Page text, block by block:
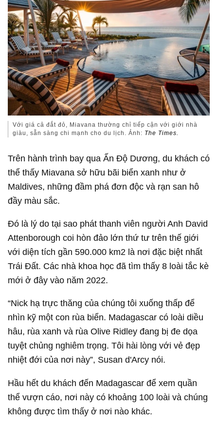
Với giá cả đắt đỏ, Miavana thường chỉ tiếp cận với giới nhà
giàu, sẵn sàng chi mạnh cho du lịch. Ảnh: The Times.
Trên hành trình bay qua Ấn Độ Dương, du khách có
thể thấy Miavana sở hữu bãi biển xanh như ở
Maldives, những đầm phá đơn độc và rạn san hô
đầy màu sắc.
Đó là lý do tại sao phát thanh viên người Anh David
Attenborough coi hòn đảo lớn thứ tư trên thế giới
với diện tích gần 590.000 km2 là nơi đặc biệt nhất
Trái Đất. Các nhà khoa học đã tìm thấy 8 loài tắc kè
mới ở đây vào năm 2022.
“Nick hạ trực thăng của chúng tôi xuống thấp để
nhìn kỹ một con rùa biển. Madagascar có loài diều
hâu, rùa xanh và rùa Olive Ridley đang bị đe dọa
tuyệt chủng nghiêm trọng. Tôi hài lòng với vẻ đẹp
nhiệt đới của nơi này”, Susan d'Arcy nói.
Hầu hết du khách đến Madagascar để xem quần
thể vượn cáo, nơi này có khoảng 100 loài và chúng
không được tìm thấy ở nơi nào khác.